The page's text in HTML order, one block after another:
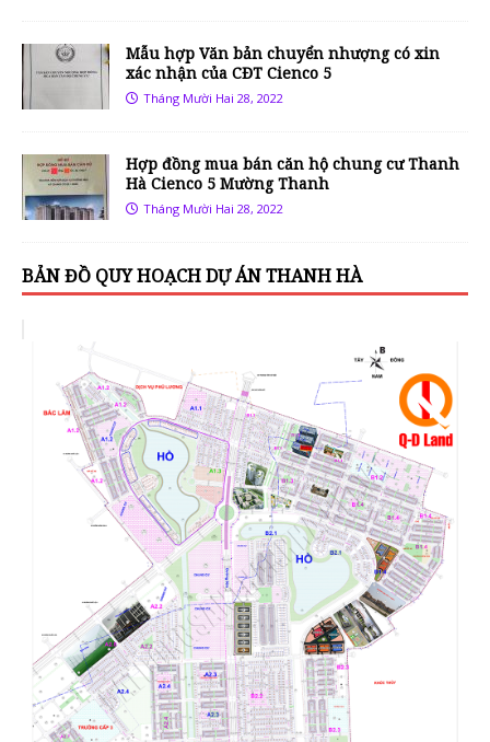
Mẫu hợp Văn bản chuyển nhượng có xin
xác nhận của CĐT Cienco 5
Tháng Mười Hai 28, 2022
Hợp đồng mua bán căn hộ chung cư Thanh
Hà Cienco 5 Mường Thanh
Tháng Mười Hai 28, 2022
BẢN ĐỒ QUY HOẠCH DỰ ÁN THANH HÀ